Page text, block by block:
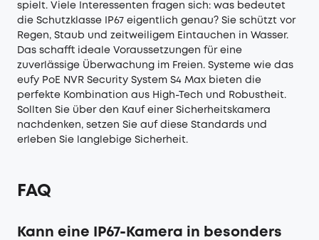
spielt. Viele Interessenten fragen sich: was bedeutet
die Schutzklasse IP67 eigentlich genau? Sie schützt vor
Regen, Staub und zeitweiligem Eintauchen in Wasser.
Das schafft ideale Voraussetzungen für eine
zuverlässige Überwachung im Freien. Systeme wie das
eufy PoE NVR Security System S4 Max bieten die
perfekte Kombination aus High-Tech und Robustheit.
Sollten Sie über den Kauf einer Sicherheitskamera
nachdenken, setzen Sie auf diese Standards und
erleben Sie langlebige Sicherheit.
FAQ
Kann eine IP67-Kamera in besonders